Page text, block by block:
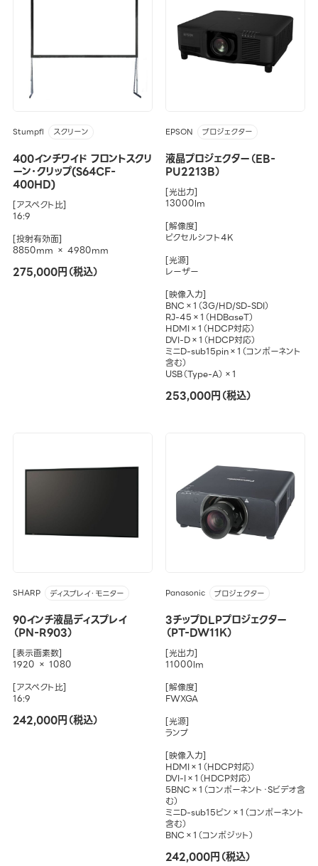
Stumpfl スクリーン
400インチワイド フロントスクリ
ーン･クリップ(S64CF-
400HD)
[アスペクト比]
16:9
[投射有効面]
8850mm × 4980mm
275,000円（税込）
EPSON プロジェクター
液晶プロジェクター（EB-
PU2213B）
[光出力]
13000lm
[解像度]
ピクセルシフト4K
[光源]
レーザー
[映像入力]
BNC×1（3G/HD/SD-SDI）
RJ-45×1（HDBaseT）
HDMI×1（HDCP対応）
DVI-D×1（HDCP対応）
ミニD-sub15pin×1（コンポーネント
含む）
USB（Type-A）×1
253,000円（税込）
SHARP ディスプレイ・モニター
90インチ液晶ディスプレイ
（PN-R903）
[表示画素数]
1920 × 1080
[アスペクト比]
16:9
242,000円（税込）
Panasonic プロジェクター
3チップDLPプロジェクター
（PT-DW11K）
[光出力]
11000lm
[解像度]
FWXGA
[光源]
ランプ
[映像入力]
HDMI×1（HDCP対応）
DVI-I×1（HDCP対応）
5BNC×1（コンポーネント・Sビデオ含
む）
ミニD-sub15ピン×1（コンポーネント
含む）
BNC×1（コンポジット）
242,000円（税込）